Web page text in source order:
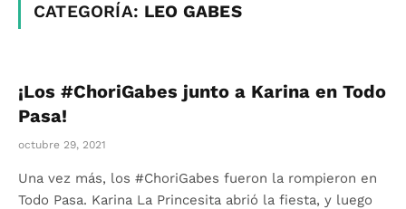
CATEGORÍA: LEO GABES
¡Los #ChoriGabes junto a Karina en Todo
Pasa!
octubre 29, 2021
Una vez más, los #ChoriGabes fueron la rompieron en
Todo Pasa. Karina La Princesita abrió la fiesta, y luego